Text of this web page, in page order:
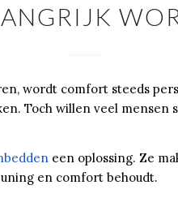
wordt comfort steeds
Toch willen veel mensen
een oplossing. Ze
en comfort behoudt.